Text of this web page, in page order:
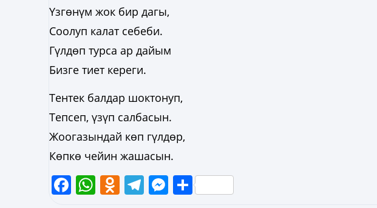
Үзгөнүм жок бир дагы,
Соолуп калат себеби.
Гүлдөп турса ар дайым
Бизге тиет кереги.
Тентек балдар шоктонуп,
Тепсеп, үзүп салбасын.
Жоогазындай көп гүлдөр,
Көпкө чейин жашасын.
Facebook
WhatsApp
Odnoklassniki
Telegram
Messenger
Share